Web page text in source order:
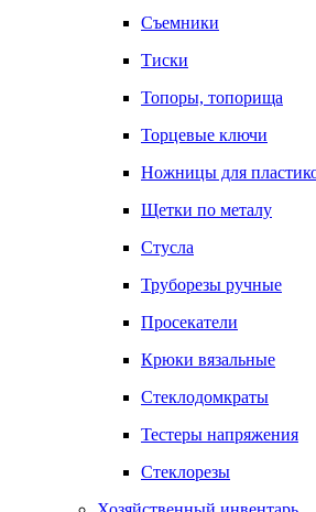
Съемники
Тиски
Топоры, топорища
Торцевые ключи
Ножницы для
Щетки по металу
Стусла
Труборезы ручные
Просекатели
Крюки вязальные
Стеклодомкраты
Тестеры напряжения
Стеклорезы